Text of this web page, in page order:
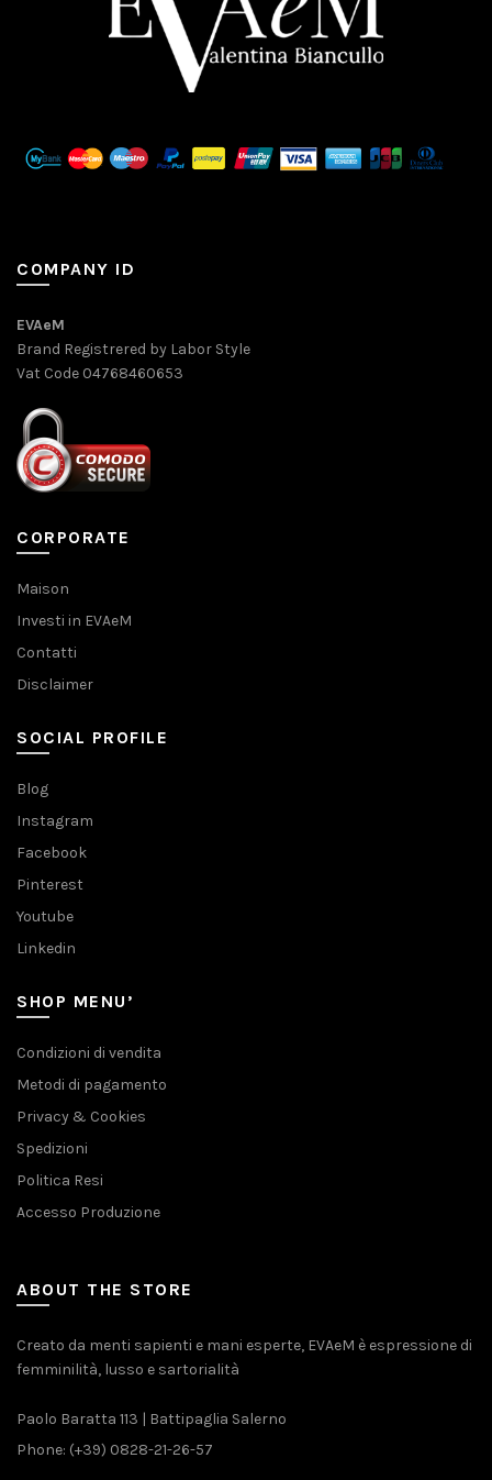
COMPANY ID
EVAeM
Brand Registrered by Labor Style
Vat Code 04768460653
CORPORATE
Maison
Investi in EVAeM
Contatti
Disclaimer
SOCIAL PROFILE
Blog
Instagram
Facebook
Pinterest
Youtube
Linkedin
SHOP MENU’
Condizioni di vendita
Metodi di pagamento
Privacy & Cookies
Spedizioni
Politica Resi
Accesso Produzione
ABOUT THE STORE
Creato da menti sapienti e mani esperte, EVAeM è espressione di
femminilità, lusso e sartorialità
Paolo Baratta 113 | Battipaglia Salerno
Phone: (+39) 0828-21-26-57